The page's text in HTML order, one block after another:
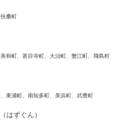
桑町
和町、甚目寺町、大治町、蟹江町、飛島村
東浦町、南知多町、美浜町、武豊町
（はずぐん）